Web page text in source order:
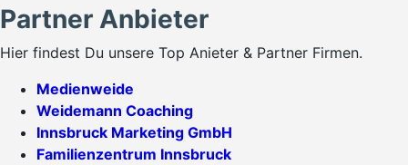
Partner Anbieter
Hier findest Du unsere Top Anieter & Partner Firmen.
Medienweide
Weidemann Coaching
Innsbruck Marketing GmbH
Familienzentrum Innsbruck